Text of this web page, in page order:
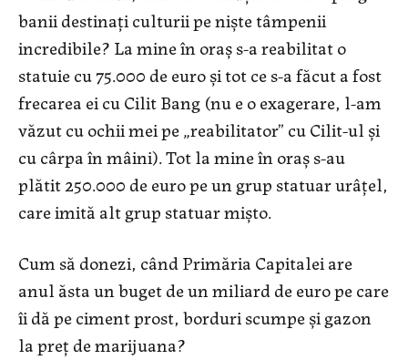
banii destinați culturii pe niște tâmpenii
incredibile? La mine în oraș s-a reabilitat o
statuie cu 75.000 de euro și tot ce s-a făcut a fost
frecarea ei cu Cilit Bang (nu e o exagerare, l-am
văzut cu ochii mei pe „reabilitator” cu Cilit-ul și
cu cârpa în mâini). Tot la mine în oraș s-au
plătit 250.000 de euro pe un grup statuar urâțel,
care imită alt grup statuar mișto.
Cum să donezi, când Primăria Capitalei are
anul ăsta un buget de un miliard de euro pe care
îi dă pe ciment prost, borduri scumpe și gazon
la preț de marijuana?